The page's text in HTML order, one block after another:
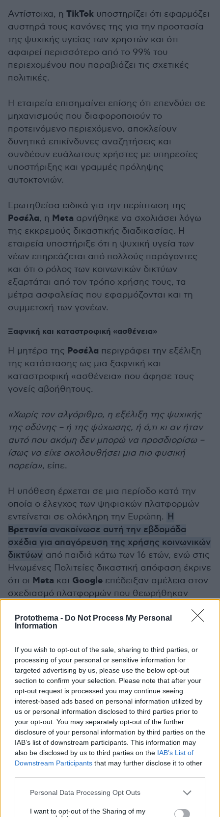
Protothema - Do Not Process My Personal
Information
If you wish to opt-out of the sale, sharing to third parties, or
processing of your personal or sensitive information for
targeted advertising by us, please use the below opt-out
section to confirm your selection. Please note that after your
opt-out request is processed you may continue seeing
interest-based ads based on personal information utilized by
us or personal information disclosed to third parties prior to
your opt-out. You may separately opt-out of the further
disclosure of your personal information by third parties on the
IAB’s list of downstream participants. This information may
also be disclosed by us to third parties on the IAB’s List of
Downstream Participants that may further disclose it to other
Please note that this website/app uses one or more Google
not limited to your visit or usage behaviour. You may click to
Personal Data Processing Opt Outs
I want to opt-out of the Sharing of my
Αντίστοιχα, η TikTok υποστηρίζει ότι εφαρμόζει
αυστηρά τους κανόνες της για την προστασία
της ψυχικής υγείας των χρηστών και ότι
αφαιρεί περισσότερο από το 99% του
περιεχομένου που παραβιάζει τις σχετικές
πολιτικές.
Η εταιρεία επισημαίνει επίσης ότι επενδύει σε
μηχανισμούς που διαφοροποιούν το
προτεινόμενο περιεχόμενο, αποκλείουν
δυνητικά επικίνδυνες αναζητήσεις και
συνδέουν ευάλωτους χρήστες με υπηρεσίες
υποστήριξης και γραμμές πρόληψης
αυτοκτονιών.
Ερωτηθείσα ειδικά για την περίπτωση της
Ροσέλα, η Meta αρνήθηκε να σχολιάσει λόγω
της εκκρεμούς δικαστικής διαδικασίας. Η
εταιρεία υποστήριξε ότι η ψυχική υγεία των
νέων επηρεάζεται από πολλούς παράγοντες
και ότι ο ρόλος των κοινωνικών δικτύων
εξαρτάται από τον τρόπο χρήσης τους, τα
μέτρα ασφαλείας που εφαρμόζονται και τη
συμμετοχή των γονέων.
Ξαφνική και καταστροφική «ασθένεια»
Η μητέρα της Ροσέλα περιγράφει την εξέλιξη
της κατάστασης ως μια ξαφνική και
καταστροφική «ασθένεια» που άφησε τους
γονείς αβοήθητους.
«Χωρίς τον αλγόριθμο, η εξέλιξη της ψυχικής
της οδύνης – ή της ψύχωσης, ή ό,τι κι αν ήταν
αυτό που ακόμη δεν μπορώ να προσδιορίσω –
ίσως να είχε ακολουθήσει μια πιο φυσική
πορεία», είπε.
Η υπόθεση έρχεται σε μια περίοδο κατά την
οποία ο έλεγχος των ψηφιακών πλατφορμών
εντείνεται σε ολόκληρη την Ευρώπη. Η
Βρετανία ανακοίνωσε αυτή την εβδομάδα
σχέδια για απαγόρευση της χρήσης κοινωνικών
δικτύων από παιδιά κάτω των 16 ετών, ενώ στις
Ηνωμένες Πολιτείες δικαστική απόφαση έκρινε
ότι οι Meta και Google επέδειξαν αμέλεια στον
σχεδιασμό πλατφορμών που θεωρήθηκαν
Παράλληλα, οι ευρωπαϊκές ρυθμιστικές αρχές
τις Ψηφιακές Υπηρεσίες (DSA), πιέζοντας τις
πλατφόρμες να λάβουν αποτελεσματικότερα
μέτρα προστασίας των ανηλίκων.
«Ο στόχος δεν είναι να αμφισβητηθούν τα
οφέλη των κοινωνικών δικτύων, αλλά να
εξαλειφθούν οι τεχνολογικοί και εμπορικοί
μηχανισμοί που τα καθιστούν επικίνδυνα για
τους πιο ευάλωτους χρήστες»,
δήλωσε ο
MOIGE.